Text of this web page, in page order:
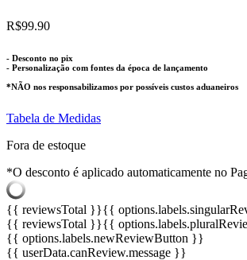
R$99.90
- Desconto no pix
- Personalização com fontes da época de lançamento
*NÃO nos responsabilizamos por possíveis custos aduaneiros
Tabela de Medidas
Fora de estoque
*O desconto é aplicado automaticamente no
{{ reviewsTotal }}{{
{{ reviewsTotal }}{{
{{ options.labels.newReviewButton }}
{{ userData.canReview.message }}